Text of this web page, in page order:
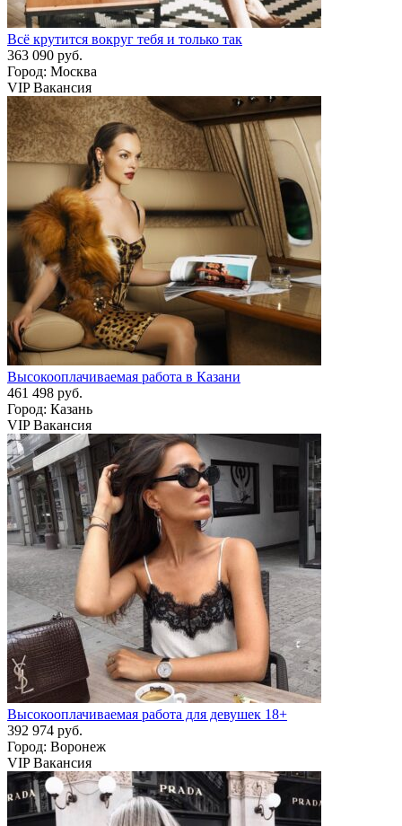
Всё крутится вокруг тебя и только так
363 090 руб.
Город: Москва
VIP Вакансия
Высокооплачиваемая работа в Казани
461 498 руб.
Город: Казань
VIP Вакансия
Высокооплачиваемая работа для девушек 18+
392 974 руб.
Город: Воронеж
VIP Вакансия